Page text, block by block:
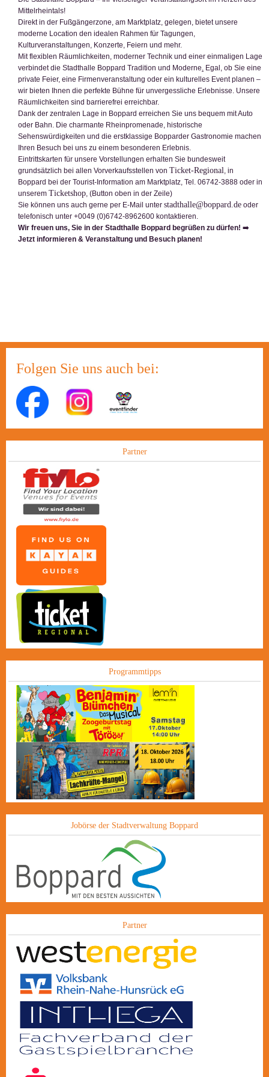
16:00
16:30 Stadt Boppard; Sitzung eines städtischen Gremiums
24
25 26 27 28
Kleiner Saal gesperrtKleiner Saal gesperrtKleiner Saal gesperrtAufbau/Abbau/Probe für eine
Geschlossene Gesellschaft
Aufbau/Abbau/Probe
Kleiner
16:30 Stadt Boppard; Sitzung eines städtischen Gremiums
9:00 Mach-Mit-Gruppe Boppard für Eltern mit Kleinkindern
16:00 Training und Proben der Tanzgruppen der
Kleiner Saal gesperrtKleiner Saal gesperrt
Kleiner Saal gesperrt
10:00 Senioren Frühstücks Treff
10:00 Pilates Kurs TG Boppard
13:00 Spiele Treff
13:00 Energieberatung durch Verbraucherzentrale
16:00 Training und Proben der Tanzgruppen der KG
16:00 Musikgarten I für Eltern und Kinder von 1,5 bis 3
16:30 Stadt Boppard; Sitzung eines städtischen Gremiums
4
8:00 Geschlossene Gesellschaft
9:00 Die Deutsche Rentenversicherung vor Ort
9:00 Geschlossene Gesellschaft
10:00 Pilates Kurs TG Boppard
Aufbau/Abbau/Probe für eine
Geschlossene
16:00 Training und Proben der Tanzgruppen der KG Schwarz-Gold
9:00 Mach-Mit-Gruppe Boppard für Eltern mit Kleinkindern
16:00 Training und Proben der Tanzgruppen der
14:00 Geschlossene Gesellschaft
15:00 Geschlossene Gesellschaft
16:00 Training und Proben der
15:00 Stadt Boppard; Sitzung eines städtischen Gremiums
16:00 Training und Proben der Tanzgruppen der KG
16:00 Musikgarten I für Eltern und Kinder von 1,5 bis 3
Mittelrheintals!
Direkt in der Fußgängerzone, am Marktplatz, gelegen, bietet unsere
moderne Location den idealen Rahmen für Tagungen,
Kulturveranstaltungen, Konzerte, Feiern und mehr.
Mit flexiblen Räumlichkeiten, moderner Technik und einer einmaligen Lage
verbindet die Stadthalle Boppard Tradition und Moderne. Egal, ob Sie eine
private Feier, eine Firmenveranstaltung oder ein kulturelles Event planen –
wir bieten Ihnen die perfekte Bühne für unvergessliche Erlebnisse. Unsere
Räumlichkeiten sind barrierefrei erreichbar.
Dank der zentralen Lage in Boppard erreichen Sie uns bequem mit Auto
oder Bahn. Die charmante Rheinpromenade, historische
Sehenswürdigkeiten und die erstklassige Bopparder Gastronomie machen
Ihren Besuch bei uns zu einem besonderen Erlebnis.
Eintrittskarten für unsere Vorstellungen erhalten Sie bundesweit
grundsätzlich bei allen Vorverkaufsstellen von Ticket-Regional, in
Boppard bei der Tourist-Information am Marktplatz, Tel. 06742-3888 oder in
unserem Ticketshop, (Button oben in der Zeile)
Sie können uns auch gerne per E-Mail unter stadthalle@boppard.de oder
telefonisch unter +0049 (0)6742-8962600 kontaktieren.
Wir freuen uns, Sie in der Stadthalle Boppard begrüßen zu dürfen! ➡️
Jetzt informieren & Veranstaltung und Besuch planen!
Folgen Sie uns auch bei:
Partner
Programmtipps
Jobörse der Stadtverwaltung Boppard
Partner